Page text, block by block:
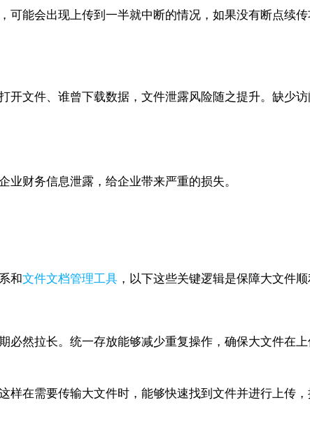
能会出现上传到一半就中断的情况，如果没有断点续
开文件、谁曾下载数据，文件泄露风险随之提升。缺少
财务信息泄露，给企业带来严重的损失。
和文件文档管理工具 ，以下这些关键逻辑是保障大文件顺
然拉长。统一存放能够减少重复操作，确保大文件在
在需要传输大文件时，能够快速找到文件并进行上传，